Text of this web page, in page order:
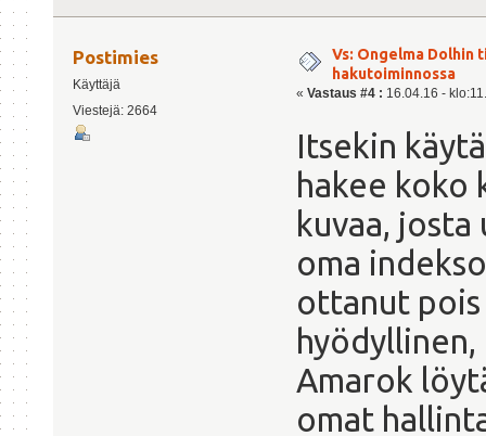
Postimies
Käyttäjä
Viestejä: 2664
Vs: Ongelma Dolhin
hakutoiminnossa
« Vastaus #4 : 16.04.16 -
Itsekin
hakee koko
kuvaa,
oma
ottanut
Amarok
omat